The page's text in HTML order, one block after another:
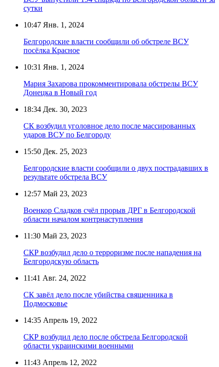
сутки
10:47 Янв. 1, 2024
Белгородские власти сообщили об обстреле ВСУ
посёлка Красное
10:31 Янв. 1, 2024
Мария Захарова прокомментировала обстрелы ВСУ
Донецка в Новый год
18:34 Дек. 30, 2023
СК возбудил уголовное дело после массированных
ударов ВСУ по Белгороду
15:50 Дек. 25, 2023
Белгородские власти сообщили о двух пострадавших в
результате обстрела ВСУ
12:57 Май 23, 2023
Военкор Сладков счёл прорыв ДРГ в Белгородской
области началом контрнаступления
11:30 Май 23, 2023
СКР возбудил дело о терроризме после нападения на
Белгородскую область
11:41 Авг. 24, 2022
СК завёл дело после убийства священника в
Подмосковье
14:35 Апрель 19, 2022
СКР возбудил дело после обстрела Белгородской
области украинскими военными
11:43 Апрель 12, 2022